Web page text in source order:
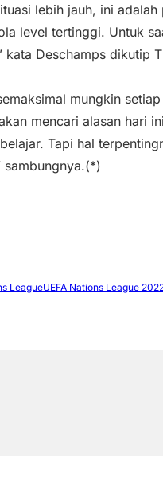
lebih jauh, ini
level tertinggi. Untuk
kata Deschamps dikutip
mungkin
mencari alasan hari
Tapi hal
sambungnya.(*)
LeagueUEFA Nations League